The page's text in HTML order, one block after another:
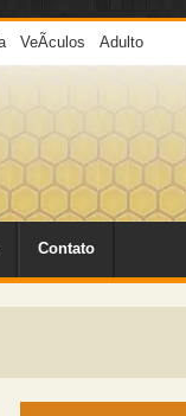
VeÃ­culos Adulto
Contato